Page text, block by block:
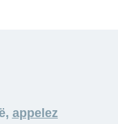
appelez